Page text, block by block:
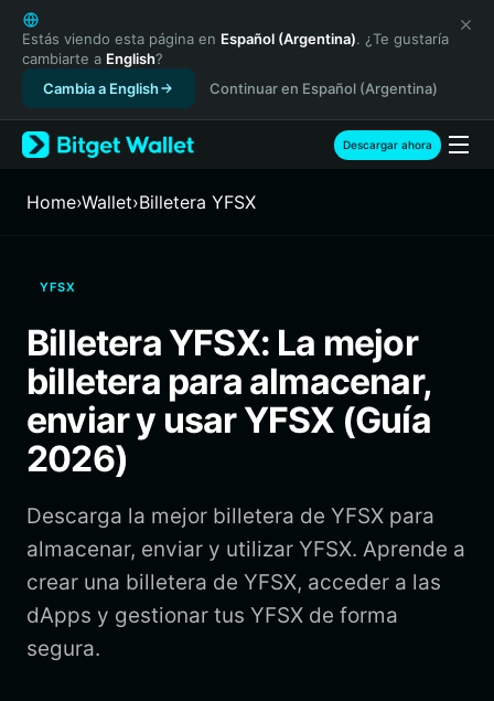
English
日本語
Tiếng Việt
Русский
Español (Latinoamérica)
Türkçe
Français
繁體中文
Bahasa Indonesia
ภาษาไทย
Español
Português (Brasil)
Estás viendo esta página en Español (Argentina). ¿Te gustaría
cambiarte a English?
Cambia a English
Continuar en Español (Argentina)
Descargar ahora
Home›Wallet›Billetera YFSX
YFSX
Billetera YFSX: La mejor
billetera para almacenar,
enviar y usar YFSX (Guía
2026)
Descarga la mejor billetera de YFSX para
almacenar, enviar y utilizar YFSX. Aprende a
crear una billetera de YFSX, acceder a las
dApps y gestionar tus YFSX de forma
segura.